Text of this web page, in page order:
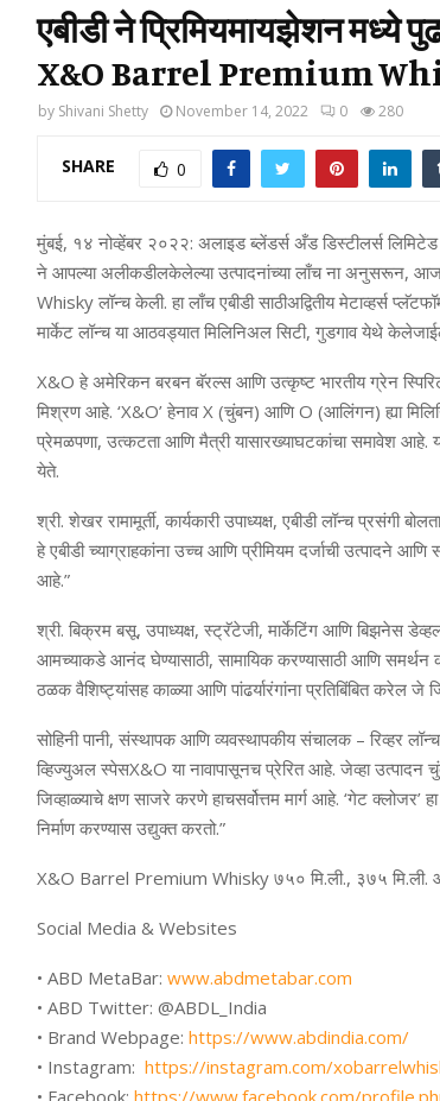
एबीडी ने प्रिमियमायझेशन मध्ये
X&O Barrel Premium
by Shivani Shetty November 14, 2022 0 280
SHARE 0
मुंबई, १४ नोव्हेंबर २०२२: अलाइड ब्लेंडर्स अँड डिस्टीलर्स लिमिटेड
ने आपल्या अलीकडीलकेलेल्या उत्पादनांच्या लाँच ना अनुसरून,
Whisky लॉन्च केली. हा लाँच एबीडी साठीअद्वितीय मेटाव्हर्स
मार्केट लॉन्च या आठवड्यात मिलिनिअल सिटी, गुडगाव येथे केले
X&O हे अमेरिकन बरबन बॅरल्स आणि उत्कृष्ट भारतीय ग्रेन
मिश्रण आहे. ‘X&O’ हेनावX (चुंबन) आणिO (आलिंगन) ह्या
प्रेमळपणा, उत्कटता आणि मैत्री यासारख्याघटकांचा समावेश आहे.
येते.
श्री. शेखर रामामूर्ती, कार्यकारी उपाध्यक्ष, एबीडी लॉन्च प्रसंगी
हे एबीडी च्याग्राहकांना उच्च आणि प्रीमियम दर्जाची उत्पादने आणि
आहे.”
श्री. बिक्रम बसू, उपाध्यक्ष, स्ट्रॅटेजी, मार्केटिंग आणि बिझनेस
आमच्याकडे आनंद घेण्यासाठी, सामायिक करण्यासाठी आणि समर्थन
ठळक वैशिष्ट्यांसह काळ्या आणि पांढर्यारंगांना प्रतिबिंबित करेल जे
सोहिनी पानी, संस्थापक आणि व्यवस्थापकीय संचालक– रिव्हर लॉन्च
व्हिज्युअल स्पेसX&O या नावापासूनच प्रेरित आहे. जेव्हा उत्पादन
जिव्हाळ्याचे क्षण साजरे करणे हाचसर्वोत्तम मार्ग आहे. ‘गेट क्लोजर’ हा
निर्माण करण्यास उद्युक्त करतो.”
X&O Barrel Premium Whisky ७५० मि.ली., ३७५ मि.ली.
Social Media & Websites
• ABD MetaBar: www.abdmetabar.com
• ABD Twitter: @ABDL_India
• Brand Webpage: https://www.abdindia.com/
• Instagram: https://instagram.com/
• Facebook: https://www.facebook.com/